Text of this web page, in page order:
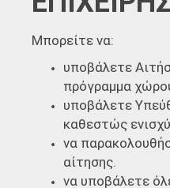
Μπορείτε να:
υποβάλετε
πρόγραμμα
υποβάλετε
καθεστώς
να
αίτησης.
να υποβάλετε